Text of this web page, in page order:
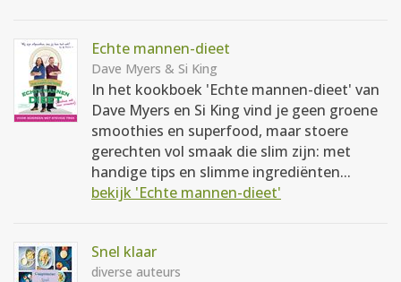
Echte mannen-dieet
Dave Myers & Si King
In het kookboek 'Echte mannen-dieet' van
Dave Myers en Si King vind je geen groene
smoothies en superfood, maar stoere
gerechten vol smaak die slim zijn: met
handige tips en slimme ingrediënten...
bekijk 'Echte mannen-dieet'
Snel klaar
diverse auteurs